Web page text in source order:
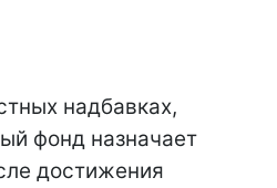
надбавках,
фонд назначает
достижения